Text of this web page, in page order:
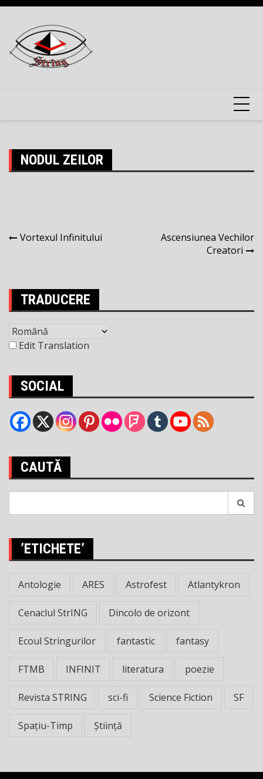
Skip
content
NODUL ZEILOR
Navigare
Vortexul Infinitului
Ascensiunea Vechilor
Creatori
TRADUCERE
Edit Translation
SOCIAL
CAUTĂ
’ETICHETE’
Antologie ARES Astrofest Atlantykron
Cenaclul StrING Dincolo de orizont
Ecoul Stringurilor fantastic fantasy
FTMB INFINIT literatura poezie
Revista STRING sci-fi Science Fiction SF
Spațiu-Timp Știință